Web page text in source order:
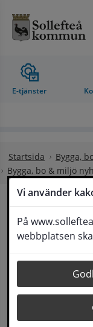
Vi använder
På
webbplatsen
E-tjänster
Startsida
Bygga,
Bygga, bo & miljö
Bygga, bo &
nyheter
2026